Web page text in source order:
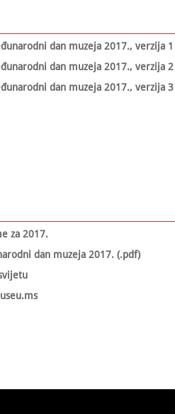
dan muzeja 2017., verzija 1
dan muzeja 2017., verzija 2
dan muzeja 2017., verzija 3
za 2017.
dan muzeja 2017. (.pdf)